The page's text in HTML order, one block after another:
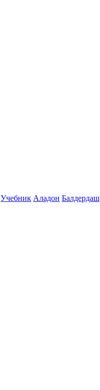
Учебник Аладон Балдердаш